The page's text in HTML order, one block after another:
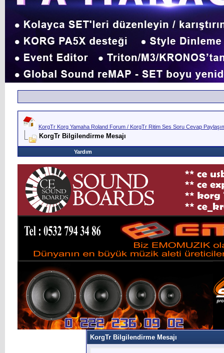
KorgTr Korg Yamaha Roland Forum / KorgTr Ritim Ses Soru Cevap
KorgTr Bilgilendirme Mesajı
Yardım
KorgTr Bilgilendirme Mesajı